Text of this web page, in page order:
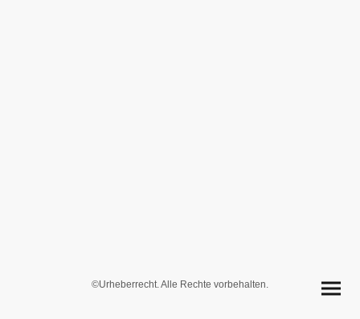
©Urheberrecht. Alle Rechte vorbehalten.